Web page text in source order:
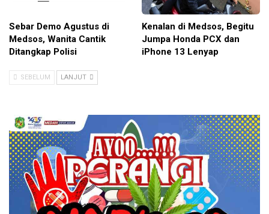
Sebar Demo Agustus di
Medsos, Wanita Cantik
Ditangkap Polisi
Kenalan di Medsos, Begitu
Jumpa Honda PCX dan
iPhone 13 Lenyap
SEBELUM LANJUT